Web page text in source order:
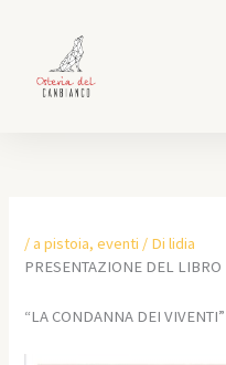
contenuto
/a pistoia,eventi / Dilidia
PRESENTAZIONE DEL LIBRO
“LA CONDANNA DEI